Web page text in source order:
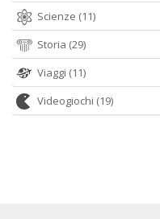
Scienze (11)
Storia (29)
Viaggi (11)
Videogiochi (19)